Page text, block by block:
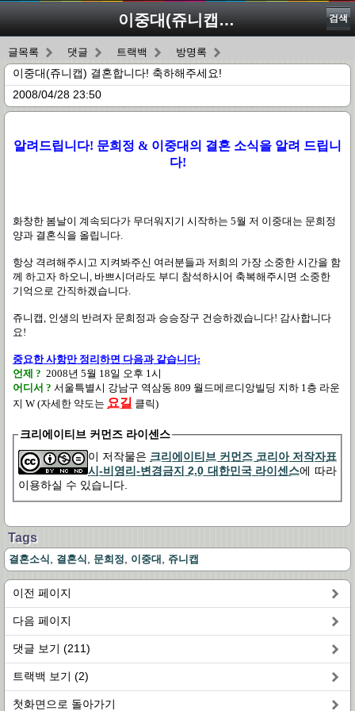
이중대(쥬니캡) 결혼합니다! 축하해주세요! 검색
글목록 댓글 트랙백 방명록
이중대(쥬니캡) 결혼합니다! 축하해주세요!
2008/04/28 23:50
알려드립니다! 문희정 & 이중대의 결혼 소식을 알려 드립니
다!
화창한 봄날이 계속되다가 무더워지기 시작하는 5월 저 이중대는 문희정
양과 결혼식을 올립니다.
항상 격려해주시고 지켜봐주신 여러분들과 저희의 가장 소중한 시간을 함
께 하고자 하오니, 바쁘시더라도 부디 참석하시어 축복해주시면 소중한
기억으로 간직하겠습니다.
쥬니캡, 인생의 반려자 문희정과 승승장구 건승하겠습니다! 감사합니다
요!
중요한 사항만 정리하면 다음과 같습니다:
언제 ? 2008년 5월 18일 오후 1시
어디서 ? 서울특별시 강남구 역삼동 809 월드메르디앙빌딩 지하 1층 라운
지 W (자세한 약도는 요길 클릭)
크리에이티브 커먼즈 라이센스
이 저작물은 크리에이티브 커먼즈 코리아 저작자표
시-비영리-변경금지 2.0 대한민국 라이센스에 따라
이용하실 수 있습니다.
Tags
결혼소식 결혼식 문희정 이중대 쥬니캡
이전 페이지
다음 페이지
댓글 보기 (211)
트랙백 보기 (2)
첫화면으로 돌아가기